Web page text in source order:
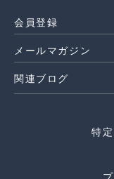
会員登録
メールマガジン
関連ブログ
特